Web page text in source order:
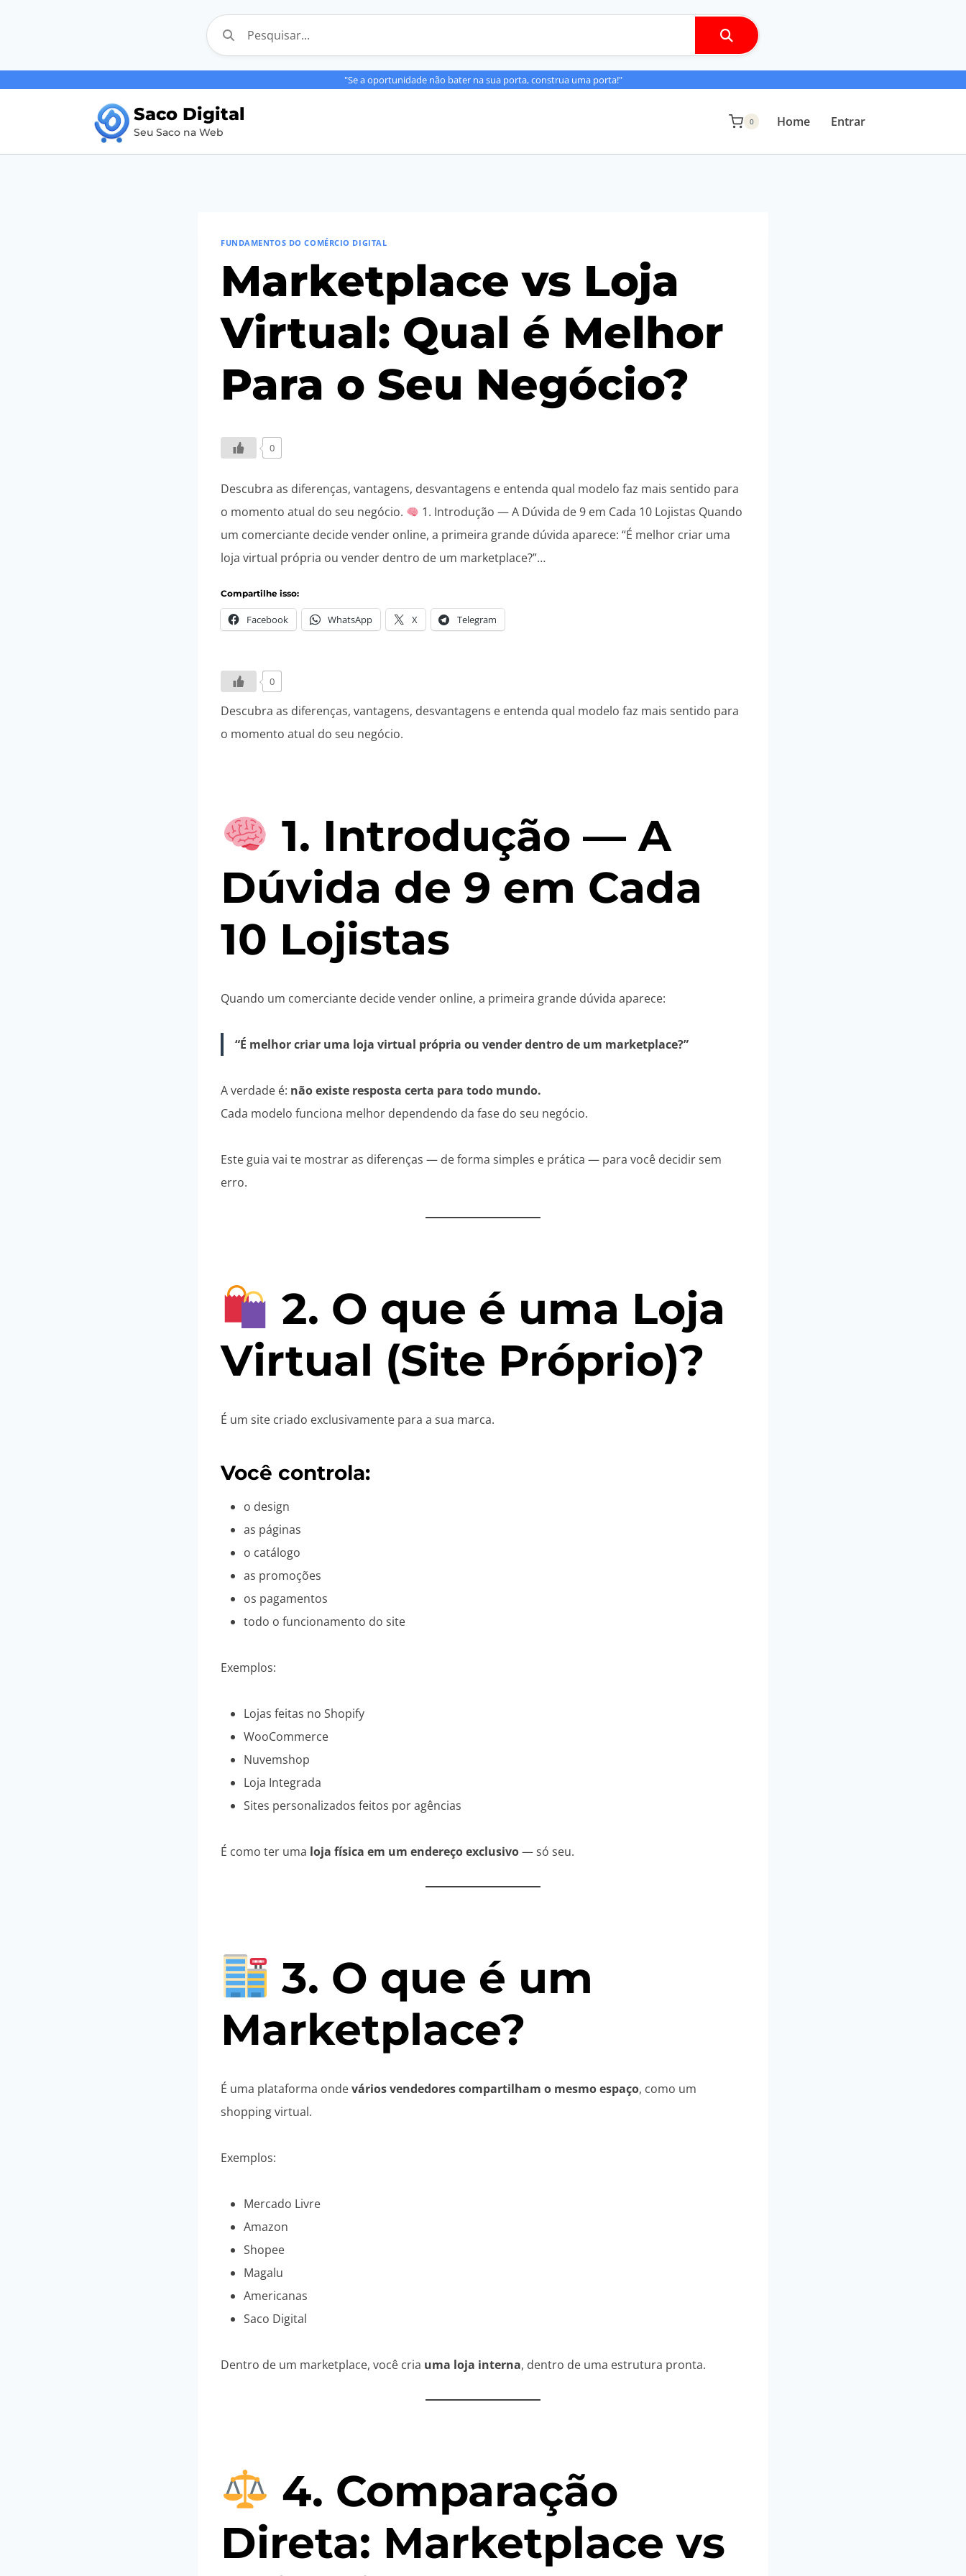
Conteúdo
"Se a oportunidade não bater na sua porta, construa uma porta!"
Saco Digital
Seu Saco na Web
0 Home Entrar
FUNDAMENTOS DO COMÉRCIO DIGITAL
Marketplace vs Loja
Virtual: Qual é Melhor
Para o Seu Negócio?
S@coDigit@lAdministrador
0
Descubra as diferenças, vantagens, desvantagens e entenda qual modelo faz mais sentido para
o momento atual do seu negócio.
1. Introdução — A Dúvida de 9 em Cada 10 Lojistas Quando
um comerciante decide vender online, a primeira grande dúvida aparece: “É melhor criar uma
loja virtual própria ou vender dentro de um marketplace?”…
Compartilhe isso:
Facebook WhatsApp X Telegram
0
Descubra as diferenças, vantagens, desvantagens e entenda qual modelo faz mais sentido para
o momento atual do seu negócio.
1. Introdução — A
Dúvida de 9 em Cada
10 Lojistas
Quando um comerciante decide vender online, a primeira grande dúvida aparece:
“É melhor criar uma loja virtual própria ou vender dentro de um marketplace?”
A verdade é: não existe resposta certa para todo mundo.
Cada modelo funciona melhor dependendo da fase do seu negócio.
Este guia vai te mostrar as diferenças — de forma simples e prática — para você decidir sem
erro.
2. O que é uma Loja
Virtual (Site Próprio)?
É um site criado exclusivamente para a sua marca.
Você controla:
o design
as páginas
o catálogo
as promoções
os pagamentos
todo o funcionamento do site
Exemplos:
Lojas feitas no Shopify
WooCommerce
Nuvemshop
Loja Integrada
Sites personalizados feitos por agências
É como ter uma loja física em um endereço exclusivo— só seu.
3. O que é um
Marketplace?
É uma plataforma ondevários vendedores compartilham o mesmo espaço, como um
shopping virtual.
Exemplos:
Mercado Livre
Amazon
Shopee
Magalu
Americanas
Saco Digital
Dentro de um marketplace, você cria uma loja interna, dentro de uma estrutura pronta.
4. Comparação
Direta: Marketplace vs